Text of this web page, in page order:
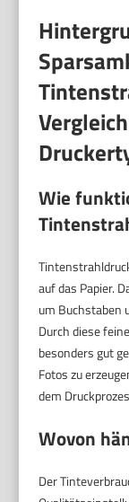
Wie
auf das Papier.
um Buchstaben
Durch diese
besonders gut
Fotos zu
dem
Wovon
Der